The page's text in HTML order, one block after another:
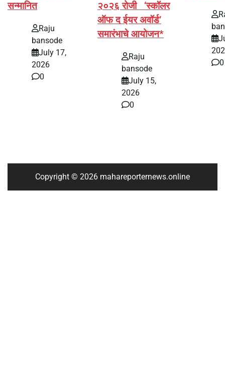
सन्मानित
Raju
bansode
July 17,
2026
0
२०२६ रोजी ‘स्कॉलर
ऑफ द ईयर अवॉर्ड’
समारंभाचे आयोजन*
Raju
bansode
July 15,
2026
0
0
Copyright © 2026 mahareporternews.online